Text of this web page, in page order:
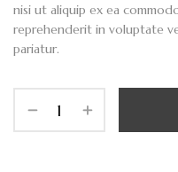
nisi ut aliquip ex ea
reprehenderit in voluptate
pariatur.